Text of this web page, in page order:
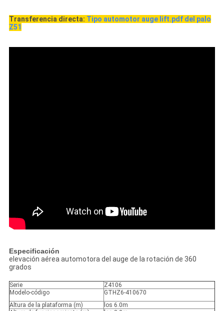
Transferencia directa: Tipo automotor auge lift.pdf del palo
Z51
Especificación
elevación aérea automotora del auge de la rotación de 360
grados
Serie
Z4106
Modelo-código
GTHZ6-410670
Altura de la plataforma (m)
los 6.0m